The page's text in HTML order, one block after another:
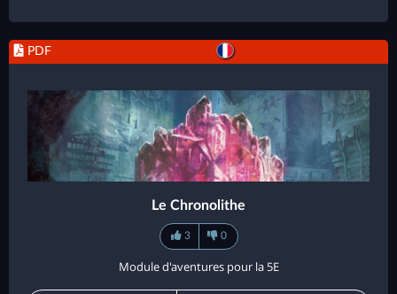
PDF
Le Chronolithe
3 0
Module d'aventures pour la 5E